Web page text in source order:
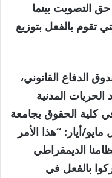
التصويت بينما
تقوم بالفعل بتوزيع
الدفاع القانوني،
الحريات المدنية
كلية الحقوق بجامعة
أيار: “هذا الأمر
الديمقراطي
بالفعل في